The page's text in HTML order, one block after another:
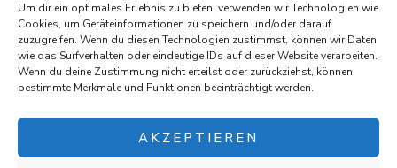
Um dir ein optimales Erlebnis zu bieten, verwenden wir Technologien wie
Cookies, um Geräteinformationen zu speichern und/oder darauf
zuzugreifen. Wenn du diesen Technologien zustimmst, können wir Daten
wie das Surfverhalten oder eindeutige IDs auf dieser Website verarbeiten.
Wenn du deine Zustimmung nicht erteilst oder zurückziehst, können
bestimmte Merkmale und Funktionen beeinträchtigt werden.
AKZEPTIEREN
97711 Maßbach
+49 172 85 64 937
Hundefreundeinbayern@web.de